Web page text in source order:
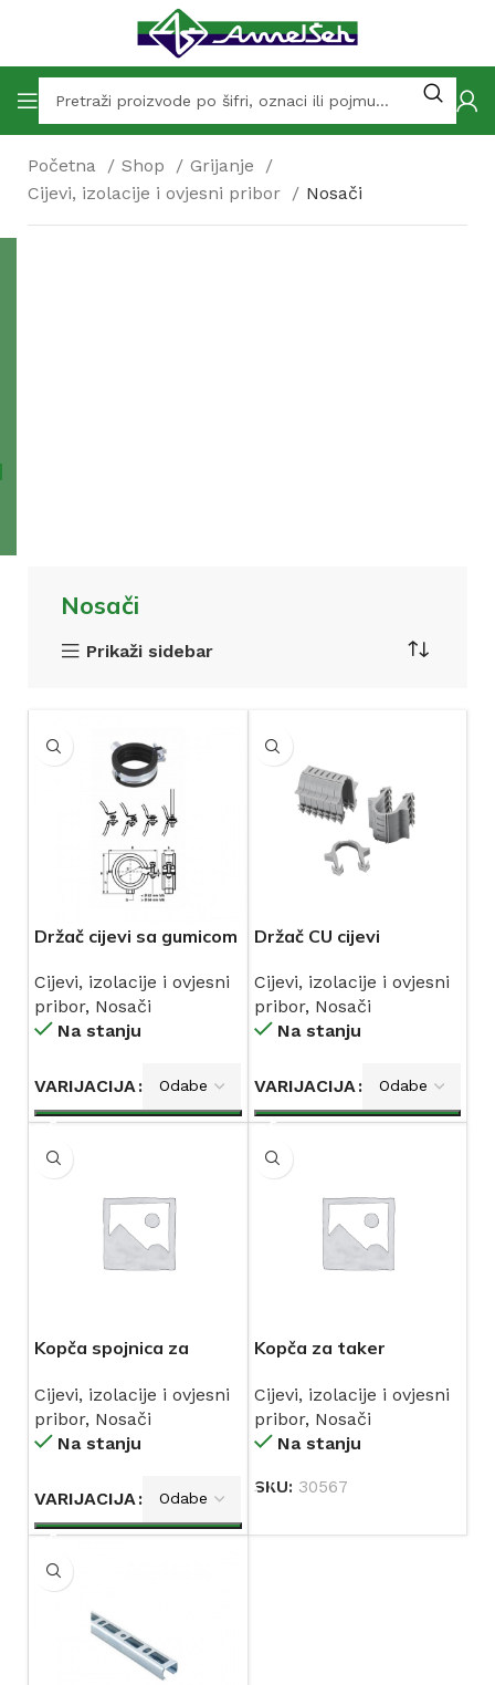
Početna Shop
Grijanje
Cijevi, izolacije i ovjesni pribor
Nosači
Nosači
Prikaži sidebar
Držač cijevi sa gumicom
Cijevi, izolacije i ovjesni
pribor, Nosači
Na stanju
VARIJACIJA
Držač CU cijevi
Cijevi, izolacije i ovjesni
pribor, Nosači
Na stanju
VARIJACIJA
Kopča spojnica za
Cijevi, izolacije i ovjesni
pribor, Nosači
Na stanju
VARIJACIJA
Kopča za taker
Cijevi, izolacije i ovjesni
pribor, Nosači
Na stanju
SKU: 30567